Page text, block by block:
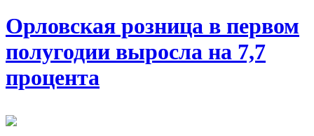
Орловская розница в первом
полугодии выросла на 7,7
процента